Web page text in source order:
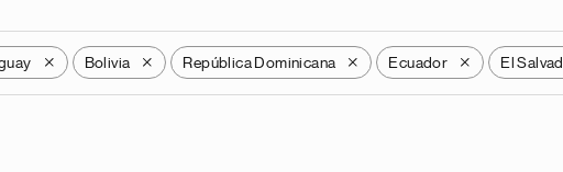
X Bolivia X República Dominicana X Ecuador X El